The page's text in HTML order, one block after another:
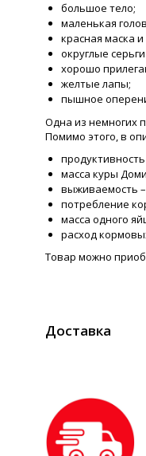
большое тело;
маленькая
красная маска
округлые
хорошо
желтые лапы;
пышное
Одна из немногих
Помимо этого, в
продуктивность
масса куры
выживаемость –
потребление
масса одного
расход
Товар можно
Доставка